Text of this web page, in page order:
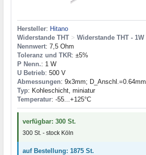
Hersteller: Hitano
Widerstande THT > Widerstande THT - 1W
Nennwert: 7,5 Ohm
Toleranz und TKR: ±5%
P Nenn.: 1 W
U Betrieb: 500 V
Abmessungen: 9x3mm; D_Anschl.=0.64mm
Typ: Kohleschicht, miniatur
Temperatur: -55...+125°C
verfügbar: 300 St.
300 St. - stock Köln
auf Bestellung: 1875 St.